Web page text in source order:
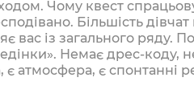
Чому квест
Більшість дівчат
вас із загального ряду.
Немає дрес-коду,
є атмосфера, є спонтанні